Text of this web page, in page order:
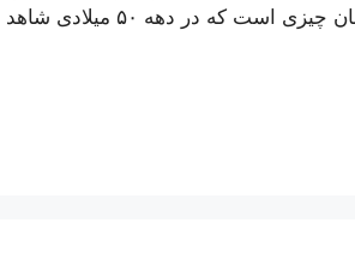
رانندگان خودروها با یکدیگر تقریباً